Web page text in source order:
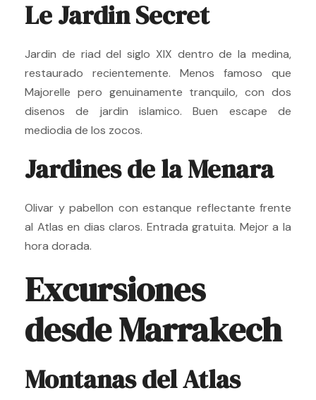
Le Jardin Secret
Jardin de riad del siglo XIX dentro de la medina,
restaurado recientemente. Menos famoso que
Majorelle pero genuinamente tranquilo, con dos
disenos de jardin islamico. Buen escape de
mediodia de los zocos.
Jardines de la Menara
Olivar y pabellon con estanque reflectante frente
al Atlas en dias claros. Entrada gratuita. Mejor a la
hora dorada.
Excursiones
desde Marrakech
Montanas del Atlas